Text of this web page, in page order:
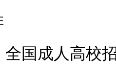
国成人高校